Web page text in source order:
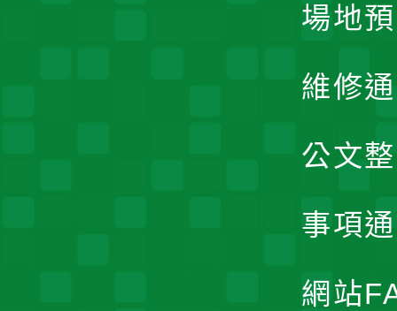
場地
維修
公文
事項
網站